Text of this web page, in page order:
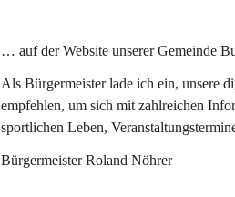
… auf der Website unserer Gemeinde
Als Bürgermeister lade ich ein, unsere
empfehlen, um sich mit zahlreichen
sportlichen Leben,
Bürgermeister Roland Nöhrer